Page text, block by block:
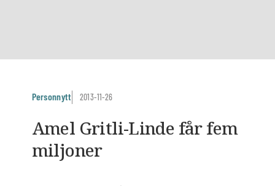
Personnytt 2013-11-26
Amel Gritli-Linde får fem
miljoner